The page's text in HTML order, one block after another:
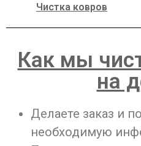
Чистка ковров
Как мы
на
Делаете заказ и
необходимую